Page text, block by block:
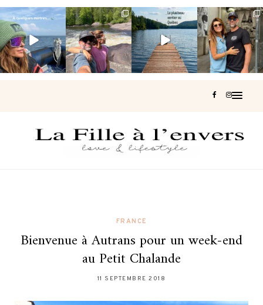
Voir une baleine
en photo, c’est
impressionnant
🐋...
Les Laurentides,
le Québec
version nature.
...
Et si je te disais
qu’il existe un
sentier où tu...
127 37
Montréal, une
très belle
surprise 🇨🇦
453
FRANCE
Bienvenue à Autrans pour un week-end
au Petit Chalande
11 SEPTEMBRE 2018